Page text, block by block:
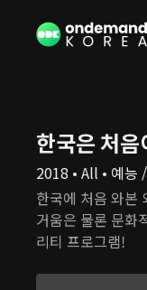
한국은 처
2018 • All • 예능
한국에 처음 와본
거움은 물론 문화
리티 프로그램!